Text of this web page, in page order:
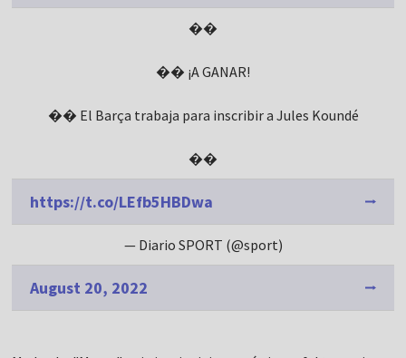
��️
�� ¡A GANAR!
�� El Barça trabaja para inscribir a Jules Koundé
��️
https://t.co/LEfb5HBDwa
— Diario SPORT (@sport)
August 20, 2022